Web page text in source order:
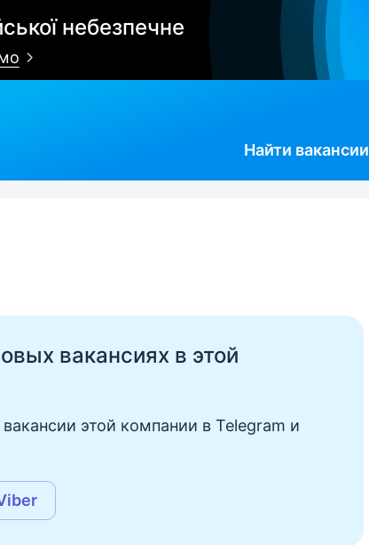
небезпечне
Найти вакансии
вакансиях в этой
этой компании в Telegram и